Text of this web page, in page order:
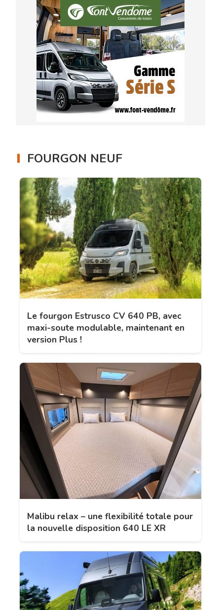
FOURGON NEUF
Le fourgon Estrusco CV 640 PB, avec
maxi-soute modulable, maintenant en
version Plus !
Malibu relax – une flexibilité totale pour
la nouvelle disposition 640 LE XR